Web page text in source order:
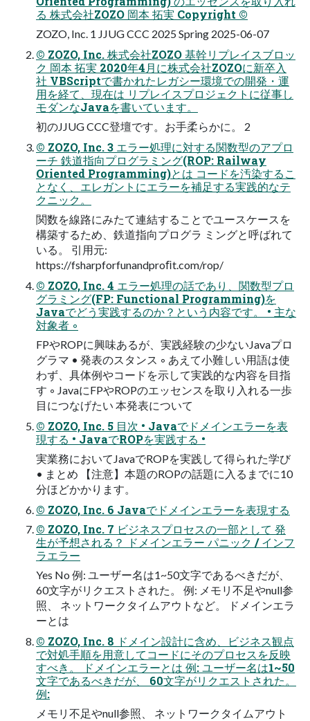
る 株式会社ZOZO 岡本 拓実 Copyright ©
ZOZO, Inc. 1 JJUG CCC 2025 Spring 2025-06-07
© ZOZO, Inc. 株式会社ZOZO 基幹リプレイスブロッ
ク 岡本 拓実 2020年4月に株式会社ZOZOに新卒入
社 VBScriptで書かれたレガシー環境での開発・運
用を経て、現在は リプレイスプロジェクトに従事し
モダンなJavaを書いています。
初のJJUG CCC登壇です。お手柔らかに。 2
© ZOZO, Inc. 3 エラー処理に対する関数型のアプロ
ーチ 鉄道指向プログラミング(ROP: Railway
Oriented Programming)とは コードを汚染するこ
となく、エレガントにエラーを補足する実践的なテ
クニック。
関数を線路にみたて連結することでユースケースを
構築するため、鉄道指向プログラ ミングと呼ばれて
いる。 引用元:
https://fsharpforfunandproﬁt.com/rop/
© ZOZO, Inc. 4 エラー処理の話であり、関数型プロ
グラミング(FP: Functional Programming)を
Javaでどう実践するのか？という内容です。 • 主な
対象者 ◦
FPやROPに興味あるが、実践経験の少ないJavaプロ
グラマ • 発表のスタンス ◦ あえて小難しい用語は使
わず、具体例やコードを示して実践的な内容を目指
す ◦ JavaにFPやROPのエッセンスを取り入れる一歩
目につなげたい 本発表について
© ZOZO, Inc. 5 目次 • Javaでドメインエラーを表
現する • JavaでROPを実践する •
実業務においてJavaでROPを実践して得られた学び
• まとめ 【注意】本題のROPの話題に入るまでに10
分ほどかかります。
© ZOZO, Inc. 6 Javaでドメインエラーを表現する
© ZOZO, Inc. 7 ビジネスプロセスの一部として 発
生が予想される？ ドメインエラー パニック / インフ
ラエラー
Yes No 例: ユーザー名は1~50文字であるべきだが、
60文字がリクエストされた。 例: メモリ不足やnull参
照、 ネットワークタイムアウトなど。 ドメインエラ
ーとは
© ZOZO, Inc. 8 ドメイン設計に含め、ビジネス観点
で対処手順を用意してコードにそのプロセスを反映
すべき。 ドメインエラーとは 例: ユーザー名は1~50
文字であるべきだが、 60文字がリクエストされた。
例:
メモリ不足やnull参照、 ネットワークタイムアウト